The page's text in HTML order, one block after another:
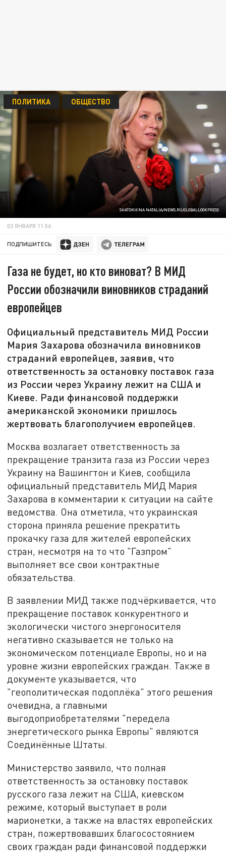
SHATOKHINA NATALIA/NEWS.RU/GLOBALLOOKPRESS
ПОЛИТИКА ОБЩЕСТВО
02 ЯНВАРЯ 11:56
ПОДПИШИТЕСЬ:
Газа не будет, но кто виноват? В МИД
России обозначили виновников страданий
европейцев
Официальный представитель МИД России
Мария Захарова обозначила виновников
страданий европейцев, заявив, что
ответственность за остановку поставок газа
из России через Украину лежит на США и
Киеве. Ради финансовой поддержки
американской экономики пришлось
жертвовать благополучием европейцев.
Москва возлагает ответственность за
прекращение транзита газа из России через
Украину на Вашингтон и Киев, сообщила
официальный представитель МИД Мария
Захарова в комментарии к ситуации на сайте
ведомства. Она отметила, что украинская
сторона приняла решение прекратить
прокачку газа для жителей европейских
стран, несмотря на то что "Газпром"
выполняет все свои контрактные
обязательства.
В заявлении МИД также подчёркивается, что
прекращение поставок конкурентного и
экологически чистого энергоносителя
негативно сказывается не только на
экономическом потенциале Европы, но и на
уровне жизни европейских граждан. Также в
документе указывается, что
"геополитическая подоплёка" этого решения
очевидна, а главными
выгодоприобретателями "передела
энергетического рынка Европы" являются
Соединённые Штаты.
Министерство заявило, что полная
ответственность за остановку поставок
русского газа лежит на США, киевском
режиме, который выступает в роли
марионетки, а также на властях европейских
стран, пожертвовавших благосостоянием
своих граждан ради финансовой поддержки